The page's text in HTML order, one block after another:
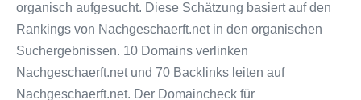
organisch aufgesucht. Diese Schätzung basiert auf den
Rankings von Nachgeschaerft.net in den organischen
Suchergebnissen. 10 Domains verlinken
Nachgeschaerft.net und 70 Backlinks leiten auf
Nachgeschaerft.net. Der Domaincheck für